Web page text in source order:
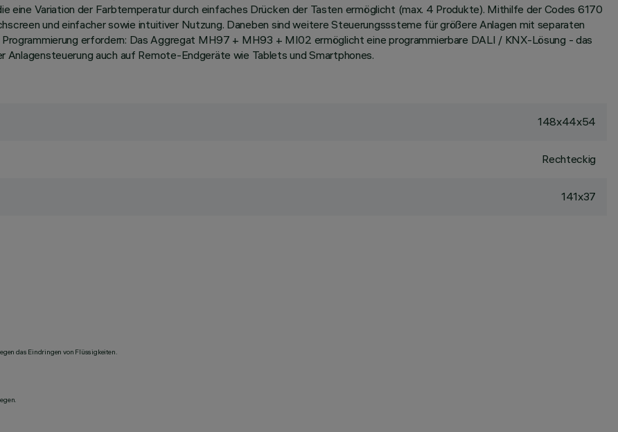
eine Variation der Farbtemperatur durch einfaches Drücken der Tasten ermöglicht (max. 4 Produkte). Mithilfe der Codes 6170
und einfacher sowie intuitiver Nutzung. Daneben sind weitere Steuerungsssteme für größere Anlagen mit separaten
erfordern: Das Aggregat MH97 + MH93 + MI02 ermöglicht eine programmierbare DALI / KNX-Lösung - das
auch auf Remote-Endgeräte wie Tablets und Smartphones.
148x44x54
Rechteckig
141x37
das Eindringen von Flüssigkeiten.